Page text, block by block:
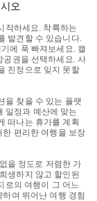
오
작하세요. 착륙하는
발견할 수 있습니다.
에 푹 빠져보세요. 캘
공권을 선택하세요. 사
진정으로 잊지 못할
을 찾을 수 있는 플랫
일정과 예산에 맞는
떠나는 휴가를 계획
편리한 여행을 보장
을 정도로 저렴한 가
생하지 않고 할인된
로의 여행이 그 어느
여 뛰어난 여행 경험